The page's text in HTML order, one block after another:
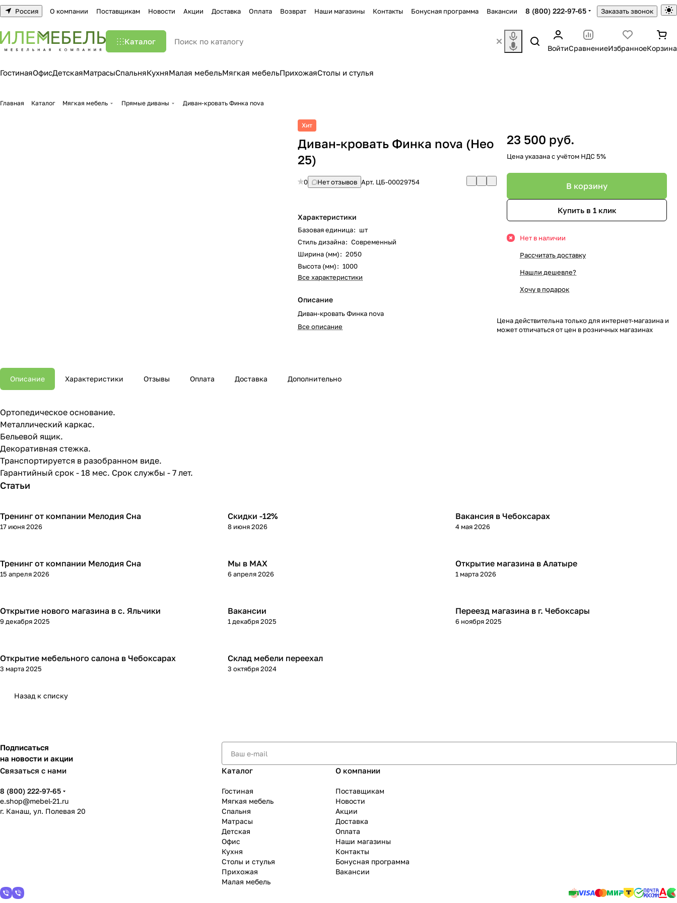
Россия О компании Поставщикам Новости Акции Доставка Оплата Возврат Наши магазины Контакты Бонусная программа Вакансии 8 (800) 222-97-65 Заказать звонок
Каталог
ВойтиСравнениеИзбранноеКорзина
ГостинаяОфисДетскаяМатрасыСпальняКухняМалая мебельМягкая мебельПрихожаяСтолы и стулья
Главная Каталог Мягкая мебель Прямые диваны Диван-кровать Финка nova
Хит
Диван-кровать Финка nova (Нео
25)
0 Нет отзывов Арт. ЦБ-00029754
Характеристики
Базовая единица: шт
Стиль дизайна: Современный
Ширина (мм): 2050
Высота (мм): 1000
Все характеристики
Описание
Диван-кровать Финка nova
Все описание
23 500 руб.
Цена указана с учётом НДС 5%
В корзину
Купить в 1 клик
Нет в наличии
Рассчитать доставку
Нашли дешевле?
Хочу в подарок
Цена действительна только для интернет-магазина и
может отличаться от цен в розничных магазинах
Описание Характеристики Отзывы Оплата Доставка Дополнительно
Ортопедическое основание.
Металлический каркас.
Бельевой ящик.
Декоративная стежка.
Транспортируется в разобранном виде.
Гарантийный срок - 18 мес. Срок службы - 7 лет.
Статьи
Тренинг от компании Мелодия Сна
17 июня 2026
Скидки -12%
8 июня 2026
Вакансия в Чебоксарах
4 мая 2026
Тренинг от компании Мелодия Сна
15 апреля 2026
Мы в МАХ
6 апреля 2026
Открытие магазина в Алатыре
1 марта 2026
Открытие нового магазина в с. Яльчики
9 декабря 2025
Вакансии
1 декабря 2025
Переезд магазина в г. Чебоксары
6 ноября 2025
Открытие мебельного салона в Чебоксарах
3 марта 2025
Склад мебели переехал
3 октября 2024
Назад к списку
Подписаться
на новости и акции
Связаться с нами
8 (800) 222-97-65
e.shop@mebel-21.ru
г. Канаш, ул. Полевая 20
Каталог
Гостиная
Мягкая мебель
Спальня
Матрасы
Детская
Офис
Кухня
Столы и стулья
Прихожая
Малая мебель
О компании
Поставщикам
Новости
Акции
Доставка
Оплата
Наши магазины
Контакты
Бонусная программа
Вакансии